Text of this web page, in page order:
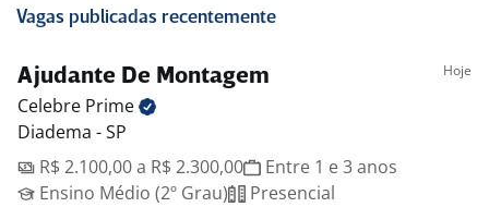
Vagas publicadas recentemente
Ajudante De Montagem Hoje
Celebre Prime
Diadema - SP
R$ 2.100,00 a R$ 2.300,00
Entre 1 e 3 anos
Ensino Médio (2º Grau)
Presencial